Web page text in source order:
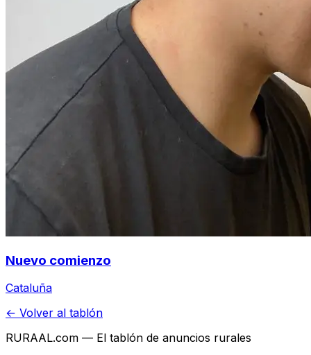
Nuevo comienzo
Cataluña
← Volver al tablón
RURAAL.com — El tablón de anuncios rurales